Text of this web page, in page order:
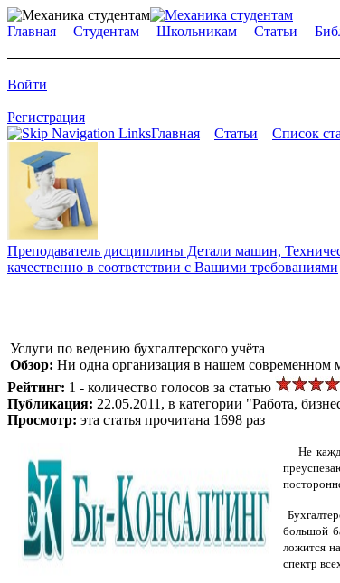
Главная Студентам Школьникам Статьи
Войти
Регистрация
Главная
Статьи Список
Преподаватель дисциплины Детали машин,
качественно в соответствии с Вашими требованиями
Услуги по ведению бухгалтерского учёта
Обзор: Ни одна организация в нашем современном
Рейтинг: 1 - количество голосов за статью
Публикация: 22.05.2011, в категории "Работа,
Просмотр: эта статья прочитана 1698 раз
Не
большой
ложится
спектр